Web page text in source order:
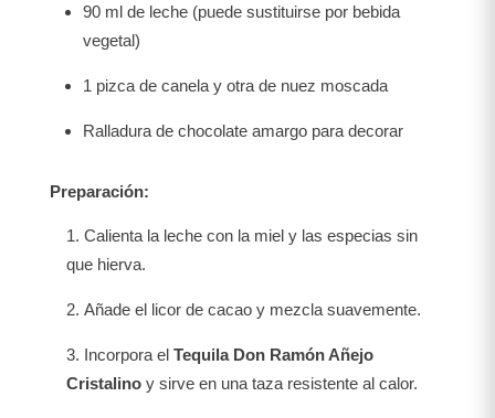
90 ml de leche (puede sustituirse por bebida
vegetal)
1 pizca de canela y otra de nuez moscada
Ralladura de chocolate amargo para decorar
Preparación:
Calienta la leche con la miel y las especias sin
que hierva.
Añade el licor de cacao y mezcla suavemente.
Incorpora el Tequila Don Ramón Añejo
Cristalino y sirve en una taza resistente al calor.